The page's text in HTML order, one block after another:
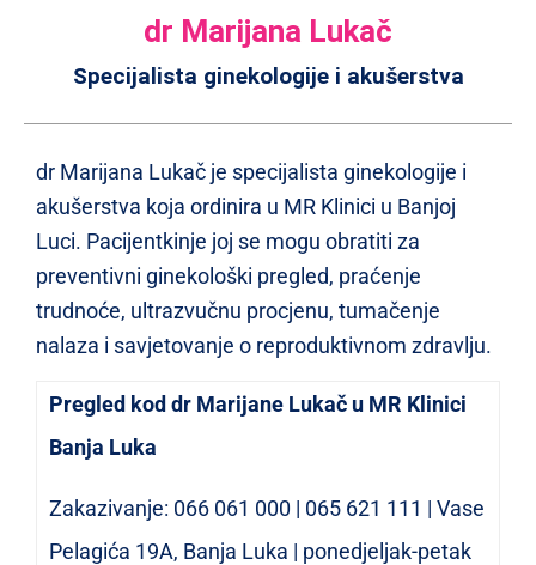
dr Marijana Lukač
Specijalista ginekologije i akušerstva
dr Marijana Lukač je specijalista ginekologije i
akušerstva koja ordinira u MR Klinici u Banjoj
Luci. Pacijentkinje joj se mogu obratiti za
preventivni ginekološki pregled, praćenje
trudnoće, ultrazvučnu procjenu, tumačenje
nalaza i savjetovanje o reproduktivnom zdravlju.
Pregled kod dr Marijane Lukač u MR Klinici
Banja Luka
Zakazivanje: 066 061 000 | 065 621 111 | Vase
Pelagića 19A, Banja Luka | ponedjeljak-petak